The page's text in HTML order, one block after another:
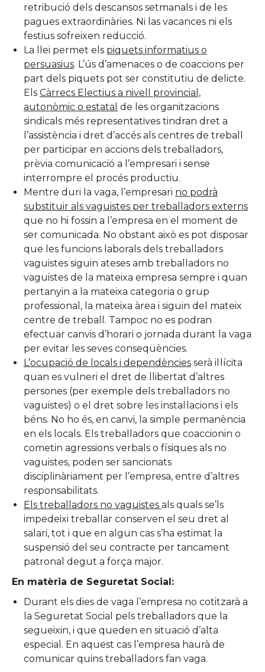
retribució dels descansos setmanals i de les
pagues extraordinàries. Ni las vacances ni els
festius sofreixen reducció.
La llei permet els piquets informatius o
persuasius. L’ús d’amenaces o de coaccions per
part dels piquets pot ser constitutiu de delicte.
Els Càrrecs Electius a nivell provincial,
autonòmic o estatal de les organitzacions
sindicals més representatives tindran dret a
l’assistència i dret d’accés als centres de treball
per participar en accions dels treballadors,
prèvia comunicació a l’empresari i sense
interrompre el procés productiu.
Mentre duri la vaga, l’empresari no podrà
substituir als vaguistes per treballadors externs
que no hi fossin a l’empresa en el moment de
ser comunicada. No obstant això es pot disposar
que les funcions laborals dels treballadors
vaguistes siguin ateses amb treballadors no
vaguistes de la mateixa empresa sempre i quan
pertanyin a la mateixa categoria o grup
professional, la mateixa àrea i siguin del mateix
centre de treball. Tampoc no es podran
efectuar canvis d’horari o jornada durant la vaga
per evitar les seves conseqüències.
L’ocupació de locals i dependències serà il·lícita
quan es vulneri el dret de llibertat d’altres
persones (per exemple dels treballadors no
vaguistes) o el dret sobre les instal·lacions i els
béns. No ho és, en canvi, la simple permanència
en els locals. Els treballadors que coaccionin o
cometin agressions verbals o físiques als no
vaguistes, poden ser sancionats
disciplinàriament per l’empresa, entre d’altres
responsabilitats.
Els treballadors no vaguistes als quals se’ls
impedeixi treballar conserven el seu dret al
salari, tot i que en algun cas s’ha estimat la
suspensió del seu contracte per tancament
patronal degut a força major.
En matèria de Seguretat Social:
Durant els dies de vaga l’empresa no cotitzarà a
la Seguretat Social pels treballadors que la
segueixin, i que queden en situació d’alta
especial. En aquest cas l’empresa haurà de
comunicar quins treballadors fan vaga.